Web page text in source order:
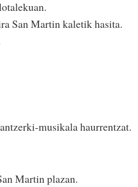
San Martin kaletik hasita.
antzerki-musikala haurrentzat.
Martin plazan.